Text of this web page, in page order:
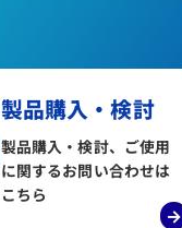
製品購入・検討
製品購入・検討、ご使用
に関するお問い合わせは
こちら
→